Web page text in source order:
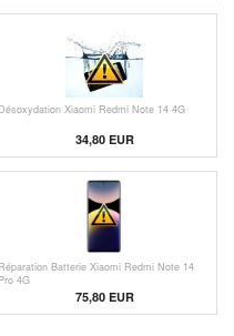
Désoxydation Xiaomi Redmi Note 14 4G
34,80 EUR
Réparation Batterie Xiaomi Redmi Note 14
Pro 4G
75,80 EUR